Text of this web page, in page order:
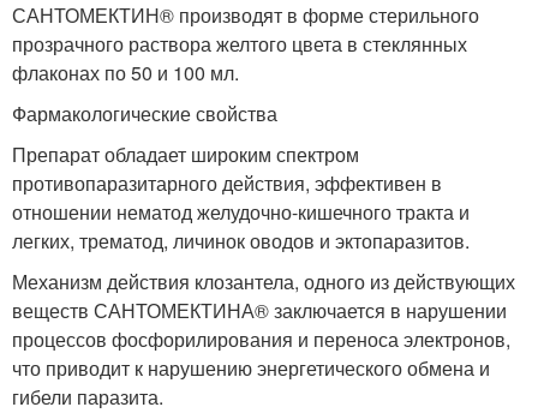
САНТОМЕКТИН® производят в форме стерильного
прозрачного раствора желтого цвета в стеклянных
флаконах по 50 и 100 мл.
Фармакологические свойства
Препарат обладает широким спектром
противопаразитарного действия, эффективен в
отношении нематод желудочно-кишечного тракта и
легких, трематод, личинок оводов и эктопаразитов.
Механизм действия клозантела, одного из действующих
веществ САНТОМЕКТИНА® заключается в нарушении
процессов фосфорилирования и переноса электронов,
что приводит к нарушению энергетического обмена и
гибели паразита.